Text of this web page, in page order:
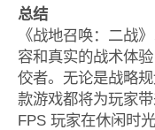
总结
《战地召唤：二战
容和真实的战术体
佼者。无论是战略
款游戏都将为玩家
FPS 玩家在休闲时